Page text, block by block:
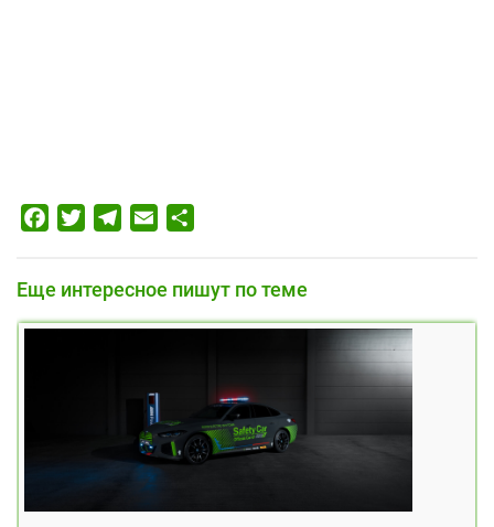
FacebookTwitterTelegram
Email
Еще интересное пишут по теме